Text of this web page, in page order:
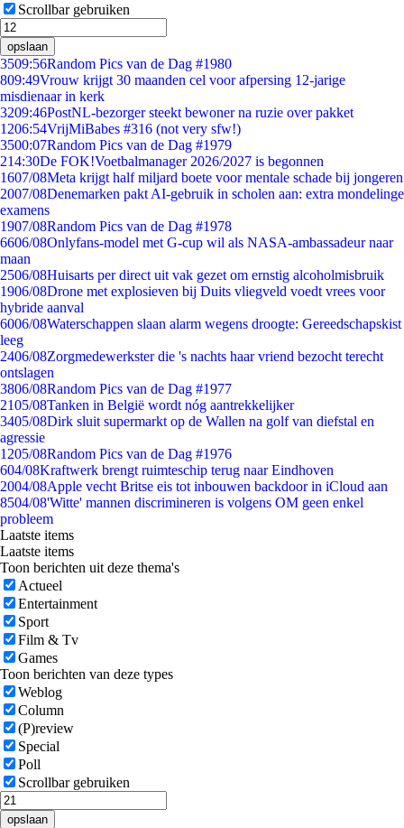
Scrollbar gebruiken
opslaan
3509:56Random Pics van de Dag #1980
809:49Vrouw krijgt 30 maanden cel voor afpersing 12-jarige
misdienaar in kerk
3209:46PostNL-bezorger steekt bewoner na ruzie over pakket
1206:54VrijMiBabes #316 (not very sfw!)
3500:07Random Pics van de Dag #1979
214:30De FOK!Voetbalmanager 2026/2027 is begonnen
1607/08Meta krijgt half miljard boete voor mentale schade bij jongeren
2007/08Denemarken pakt AI-gebruik in scholen aan: extra mondelinge
examens
1907/08Random Pics van de Dag #1978
6606/08Onlyfans-model met G-cup wil als NASA-ambassadeur naar
maan
2506/08Huisarts per direct uit vak gezet om ernstig alcoholmisbruik
1906/08Drone met explosieven bij Duits vliegveld voedt vrees voor
hybride aanval
6006/08Waterschappen slaan alarm wegens droogte: Gereedschapskist
leeg
2406/08Zorgmedewerkster die 's nachts haar vriend bezocht terecht
ontslagen
3806/08Random Pics van de Dag #1977
2105/08Tanken in België wordt nóg aantrekkelijker
3405/08Dirk sluit supermarkt op de Wallen na golf van diefstal en
agressie
1205/08Random Pics van de Dag #1976
604/08Kraftwerk brengt ruimteschip terug naar Eindhoven
2004/08Apple vecht Britse eis tot inbouwen backdoor in iCloud aan
8504/08'Witte' mannen discrimineren is volgens OM geen enkel
probleem
Laatste items
Laatste items
Toon berichten uit deze thema's
Actueel
Entertainment
Sport
Film & Tv
Games
Toon berichten van deze types
Weblog
Column
(P)review
Special
Poll
Scrollbar gebruiken
opslaan